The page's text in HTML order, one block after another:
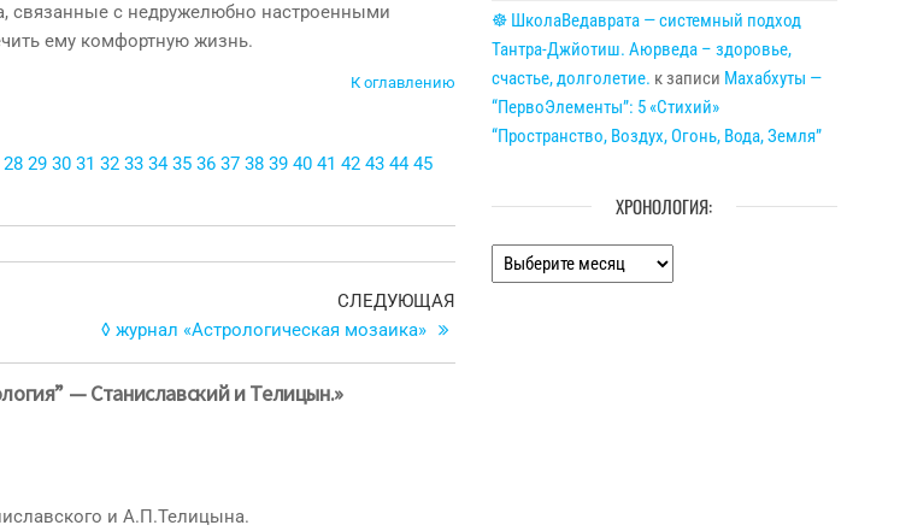
связанные с недружелюбно настроенными
ему комфортную жизнь.
К оглавлению
28 29 30 31 32 33 34 35 36 37 38 39 40 41 42 43 44 45
Следующая
СЛЕДУЮЩАЯ
◊ журнал «Астрологическая мозаика»
— Станиславский и Телицын.»
и А.П.Телицына.
☸ ШколаВедаврата — системный подход
Тантра-Джйотиш. Аюрведа – здоровье,
счастье, долголетие. к записи Махабхуты —
“ПервоЭлементы”: 5 «Стихий»
“Пространство, Воздух, Огонь, Вода, Земля”
ХРОНОЛОГИЯ:
Хронология: